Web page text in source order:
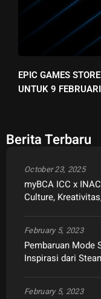
EPIC GAMES
UNTUK 9 FEBRUARI
Berita Terbaru
myBCA ICC x
Culture,
October 23, 2025
Pembaruan Mode
Inspirasi dari
February 5, 2023
February 5, 2023